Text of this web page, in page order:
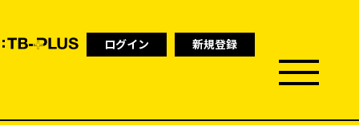
ログイン 新規登録